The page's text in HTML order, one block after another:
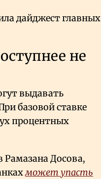
дайджест главных
не
выдавать
базовой ставке
процентных
Рамазана Досова,
может упасть